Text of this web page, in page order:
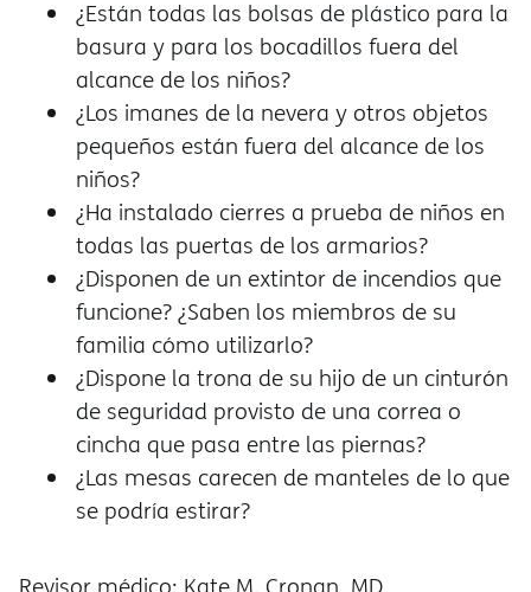
¿Están todas las bolsas de plástico para la
basura y para los bocadillos fuera del
alcance de los niños?
¿Los imanes de la nevera y otros objetos
pequeños están fuera del alcance de los
niños?
¿Ha instalado cierres a prueba de niños en
todas las puertas de los armarios?
¿Disponen de un extintor de incendios que
funcione? ¿Saben los miembros de su
familia cómo utilizarlo?
¿Dispone la trona de su hijo de un cinturón
de seguridad provisto de una correa o
cincha que pasa entre las piernas?
¿Las mesas carecen de manteles de lo que
se podría estirar?